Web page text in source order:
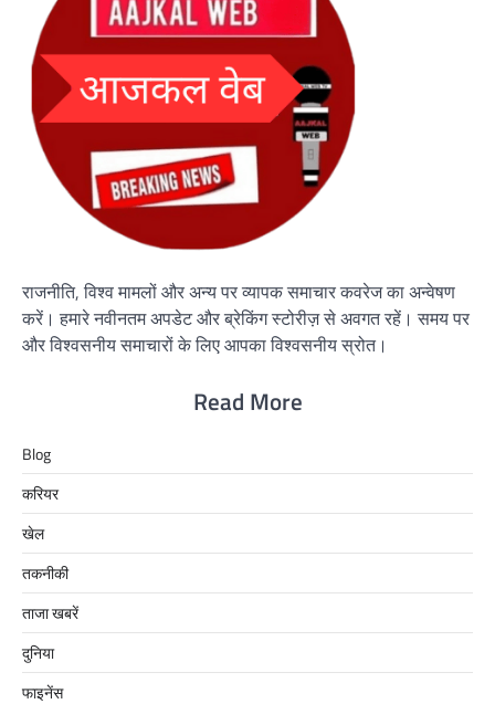
राजनीति, विश्व मामलों और अन्य पर व्यापक समाचार कवरेज का अन्वेषण
करें। हमारे नवीनतम अपडेट और ब्रेकिंग स्टोरीज़ से अवगत रहें। समय पर
और विश्वसनीय समाचारों के लिए आपका विश्वसनीय स्रोत।
Read More
Blog
करियर
खेल
तकनीकी
ताजा खबरें
दुनिया
फाइनेंस